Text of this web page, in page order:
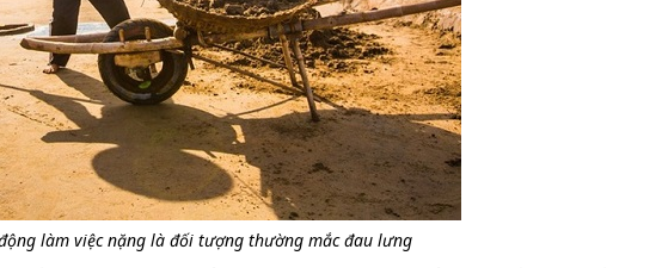
làm việc nặng là đối tượng thường mắc đau lưng